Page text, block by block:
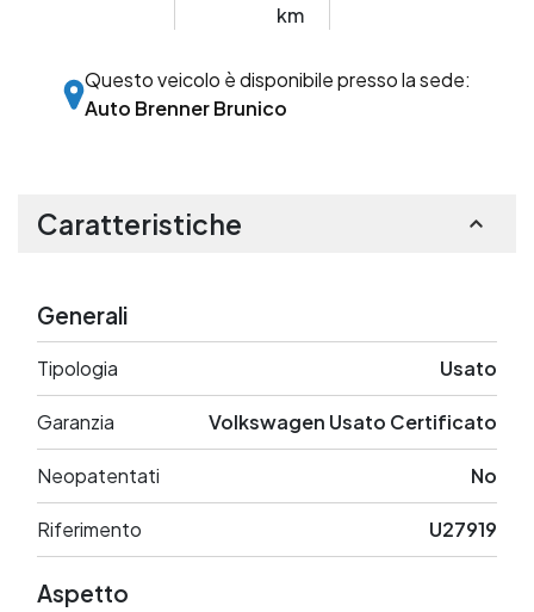
km
Questo veicolo è disponibile presso la sede:
Auto Brenner Brunico
Caratteristiche
Generali
Tipologia Usato
Garanzia Volkswagen Usato Certificato
Neopatentati No
Riferimento U27919
Aspetto